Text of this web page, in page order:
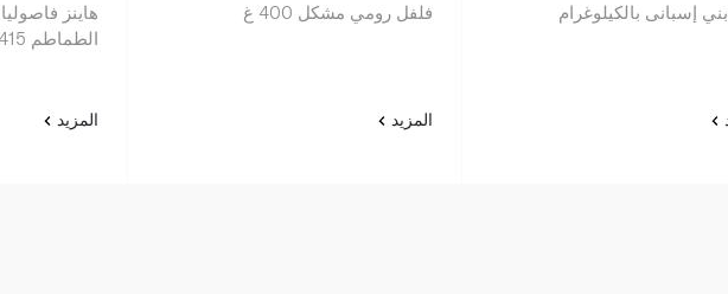
إسبانى بالكيلوغرام فلفل رومي مشكل 400 غ
المزيد
هاينز
الطماطم 415 غرام
المزيد